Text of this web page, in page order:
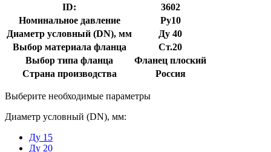
ID:
3602
Номинальное давление
Ру10
Диаметр условный (DN), мм
Ду 40
Выбор материала фланца
Ст.20
Выбор типа фланца
Фланец плоский
Страна производства
Россия
Выберите необходимые параметры
Диаметр условный (DN), мм:
Ду 15
Ду 20